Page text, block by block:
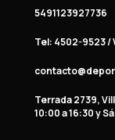
5491123927736
Tel: 4502-9523 /
Terrada 2739,
10:00 a 16:30 y